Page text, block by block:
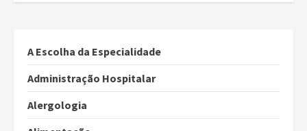
A Escolha da Especialidade
Administração Hospitalar
Alergologia